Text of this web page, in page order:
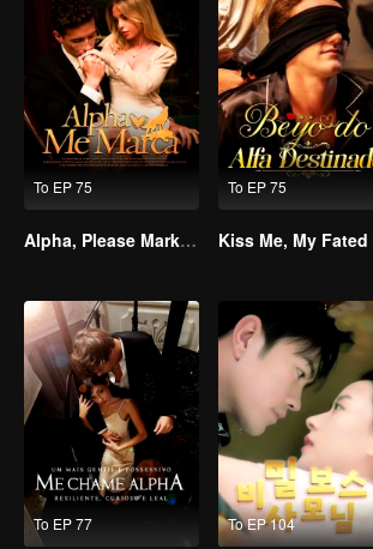
To EP 75
Alpha, Please Mark Me
To EP 75
To EP 77 To EP 104